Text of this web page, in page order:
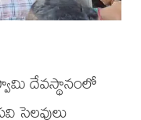
దేవస్థానంలో
సెలవులు